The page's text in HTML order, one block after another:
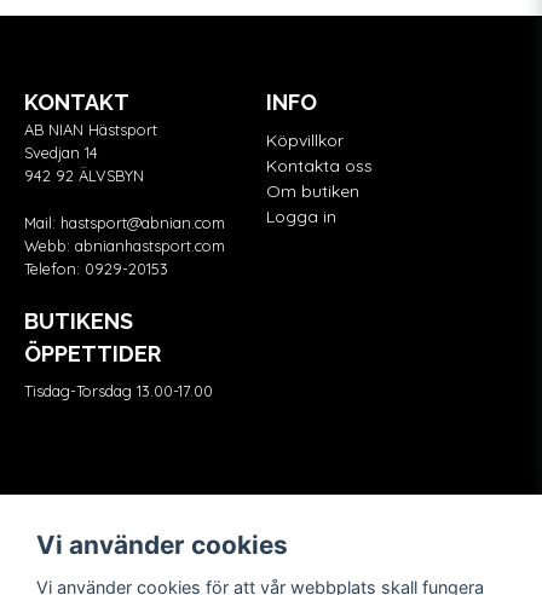
KONTAKT
AB NIAN Hästsport
Svedjan 14
942 92 ÄLVSBYN
Mail: hastsport@abnian.com
Webb: abnianhastsport.com
Telefon: 0929-20153
BUTIKENS
ÖPPETTIDER
Tisdag-Torsdag 13.00-17.00
INFO
Köpvillkor
Kontakta oss
Om butiken
Logga in
Vi använder cookies
Vi använder cookies för att vår webbplats skall fungera